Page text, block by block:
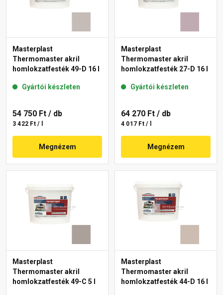
Masterplast
Thermomaster akril
homlokzatfesték 49-D 16 l
Gyártói készleten
54 750 Ft / db
3 422 Ft / l
Megnézem
Masterplast
Thermomaster akril
homlokzatfesték 27-D 16 l
Gyártói készleten
64 270 Ft / db
4 017 Ft / l
Megnézem
Masterplast
Thermomaster akril
homlokzatfesték 49-C 5 l
Masterplast
Thermomaster akril
homlokzatfesték 44-D 16 l